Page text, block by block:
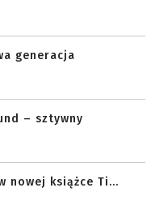
generacja
– sztywny
książce Ti...